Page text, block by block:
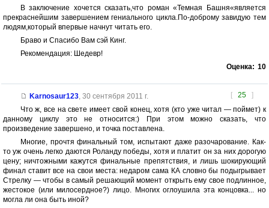
В заключение хочется сказать,что роман «Темная Башня«является
прекраснейшим завершением гениального цикла.По-доброму завидую тем
людям,который впервые начнут читать его.
Браво и Спасибо Вам сэй Кинг.
Рекомендация: Шедевр!
Оценка: 10
[ 25 ]
Karnosaur123, 30 сентября 2011 г.
Что ж, все на свете имеет свой конец, хотя (кто уже читал — поймет) к
данному циклу это не относится:) При этом можно сказать, что
произведение завершено, и точка поставлена.
Многие, прочтя финальный том, испытают даже разочарование. Как-
то уж очень легко даются Роланду победы, хотя и платит он за них дорогую
цену; ничтожными кажутся финальные препятствия, и лишь шокирующий
финал ставит все на свои места: недаром сама КА словно бы подыгрывает
Стрелку — чтобы в самый решающий момент открыть ему свое подлинное,
жестокое (или милосердное?) лицо. Многих оглоушила эта концовка... но
могла ли она быть иной?